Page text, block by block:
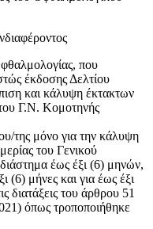
που
έκδοσης Δελτίου
και κάλυψη έκτακτων
Γ.Ν. Κομοτηνής
της μόνο για την κάλυψη
του Γενικού
έως έξι (6) μηνών,
(6) μήνες και για έως έξι
διατάξεις του άρθρου 51
όπως τροποποιήθηκε